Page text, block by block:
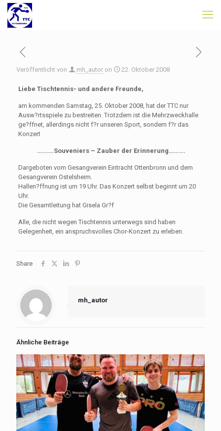
Veröffentlicht von mh_autor on 22. Oktober 2008
Liebe Tischtennis- und andere Freunde,
am kommenden Samstag, 25. Oktober 2008, hat der TTC nur
Ausw?rtsspiele zu bestreiten. Trotzdem ist die Mehrzweckhalle
ge?ffnet, allerdings nicht f?r unseren Sport, sondern f?r das
Konzert
……….Souveniers – Zauber der Erinnerung……….
Dargeboten vom Gesangverein Eintracht Ottenbronn und dem
Gesangverein Ostelsheim.
Hallen?ffnung ist um 19 Uhr. Das Konzert selbst beginnt um 20
Uhr.
Die Gesamtleitung hat Gisela Gr?f
Alle, die nicht wegen Tischtennis unterwegs sind haben
Gelegenheit, ein anspruchsvolles Chor-Konzert zu erleben.
Share
mh_autor
Ähnliche Beiträge